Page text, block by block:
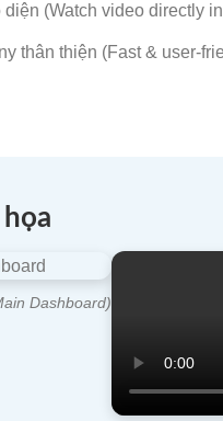
(Watch video directly
thân thiện (Fast & user-
Dashboard)